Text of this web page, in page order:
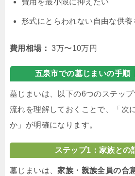
形式にとらわれない自由な供養
費用相場： 3万〜10万円
五泉市での墓じまいの手順
墓じまいは、以下の6つのステッ
流れを理解しておくことで、「次
か」が明確になります。
ステップ1：家族との
墓じまいは、 家族・親族全員の合